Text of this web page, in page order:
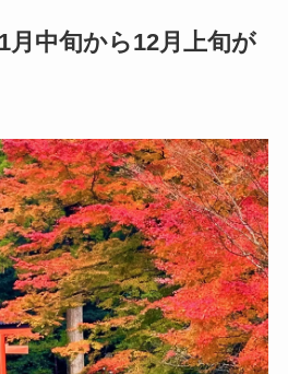
月中旬から12月上旬が